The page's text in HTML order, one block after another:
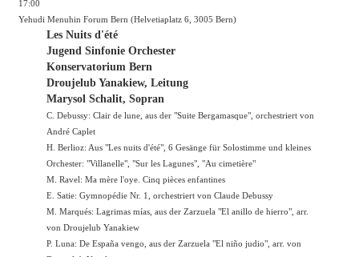
17:00
Yehudi Menuhin Forum Bern (Helvetiaplatz 6, 3005 Bern)
Les Nuits d'été
Jugend Sinfonie Orchester
Konservatorium Bern
Droujelub Yanakiew, Leitung
Marysol Schalit, Sopran
C. Debussy: Clair de lune, aus der "Suite Bergamasque", orchestriert von
André Caplet
H. Berlioz: Aus "Les nuits d'été", 6 Gesänge für Solostimme und kleines
Orchester: "Villanelle", "Sur les Lagunes", "Au cimetière"
M. Ravel: Ma mère l'oye. Cinq pièces enfantines
E. Satie: Gymnopédie Nr. 1, orchestriert von Claude Debussy
M. Marqués: Lagrimas mías, aus der Zarzuela "El anillo de hierro", arr.
von Droujelub Yanakiew
P. Luna: De España vengo, aus der Zarzuela "El niño judio", arr. von